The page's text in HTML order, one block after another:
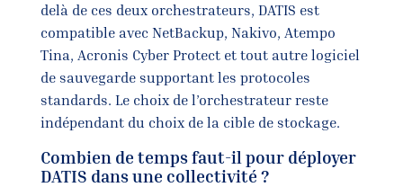
delà de ces deux orchestrateurs, DATIS est
compatible avec NetBackup, Nakivo, Atempo
Tina, Acronis Cyber Protect et tout autre logiciel
de sauvegarde supportant les protocoles
standards. Le choix de l’orchestrateur reste
indépendant du choix de la cible de stockage.
Combien de temps faut-il pour déployer
DATIS dans une collectivité ?